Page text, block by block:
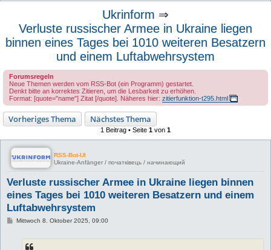
Ukrinform ⇒
Verluste russischer Armee in Ukraine liegen
binnen eines Tages bei 1010 weiteren Besatzern
und einem Luftabwehrsystem
Forumsregeln
Neue Themen werden vom RSS-Bot (ein Programm) gestartet.
Denkt bitte an korrektes Zitieren, um die Lesbarkeit zu erhöhen.
Format: [quote="name"] Zitat [/quote]. Näheres hier: zitierfunktion-t295.html
Vorheriges Thema Nächstes Thema
1 Beitrag • Seite 1 von 1
RSS-Bot-UI
Ukraine-Anfänger / початківець / начинающий
Verluste russischer Armee in Ukraine liegen binnen
eines Tages bei 1010 weiteren Besatzern und einem
Luftabwehrsystem
BMittwoch 8. Oktober 2025, 09:00